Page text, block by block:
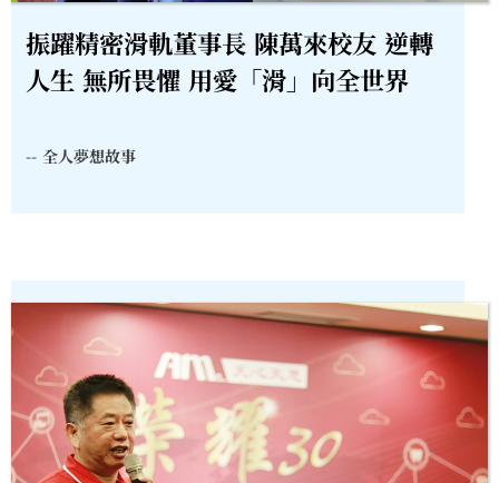
振躍精密滑軌董事長 陳萬來校友 逆轉
人生 無所畏懼 用愛「滑」向全世界
-- 全人夢想故事